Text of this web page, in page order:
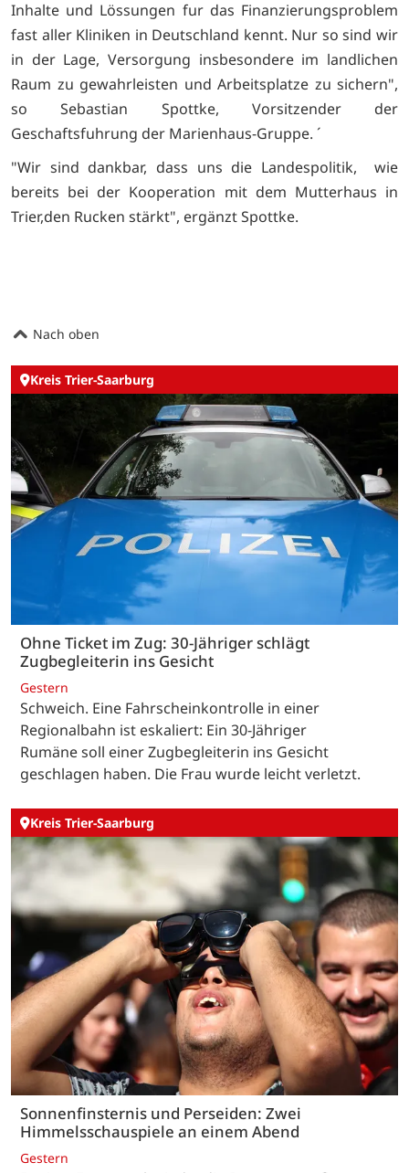
Inhalte und Lössungen fur das Finanzierungsproblem
fast aller Kliniken in Deutschland kennt. Nur so sind wir
in der Lage, Versorgung insbesondere im landlichen
Raum zu gewahrleisten und Arbeitsplatze zu sichern",
so Sebastian Spottke, Vorsitzender der
Geschaftsfuhrung der Marienhaus-Gruppe. ´
"Wir sind dankbar, dass uns die Landespolitik, wie
bereits bei der Kooperation mit dem Mutterhaus in
Trier,den Rucken stärkt", ergänzt Spottke.
Nach oben
Kreis Trier-Saarburg
Ohne Ticket im Zug: 30-Jähriger schlägt
Zugbegleiterin ins Gesicht
Gestern
Schweich. Eine Fahrscheinkontrolle in einer
Regionalbahn ist eskaliert: Ein 30-Jähriger
Rumäne soll einer Zugbegleiterin ins Gesicht
geschlagen haben. Die Frau wurde leicht verletzt.
Kreis Trier-Saarburg
Sonnenfinsternis und Perseiden: Zwei
Himmelsschauspiele an einem Abend
Gestern